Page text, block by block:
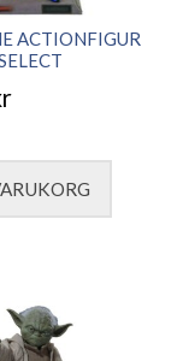
ACTIONFIGUR